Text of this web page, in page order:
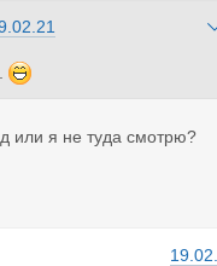
подшипник". Кстат
или я не туда смотрю?